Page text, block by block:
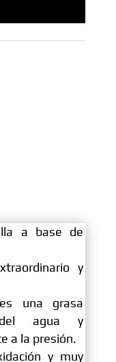
a base de
y
es una grasa
del agua y
a la presión.
y muy